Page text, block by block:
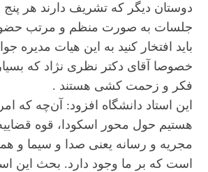
دوستان دیگر که تشریف دارند هر
جلسات به صورت منظم و مرتب حضور
باید افتخار کنید به این هیات مدیره
خصوصا آقای دکتر نظری نژاد که
فکر و زحمت کشی هستند .
این استاد دانشگاه افزود: آن‌چه که
هستیم حول محور اسکودا، قوه
مجریه و رسانه یعنی صدا و سیما و
است که بر ما وجود دارد. بحث این